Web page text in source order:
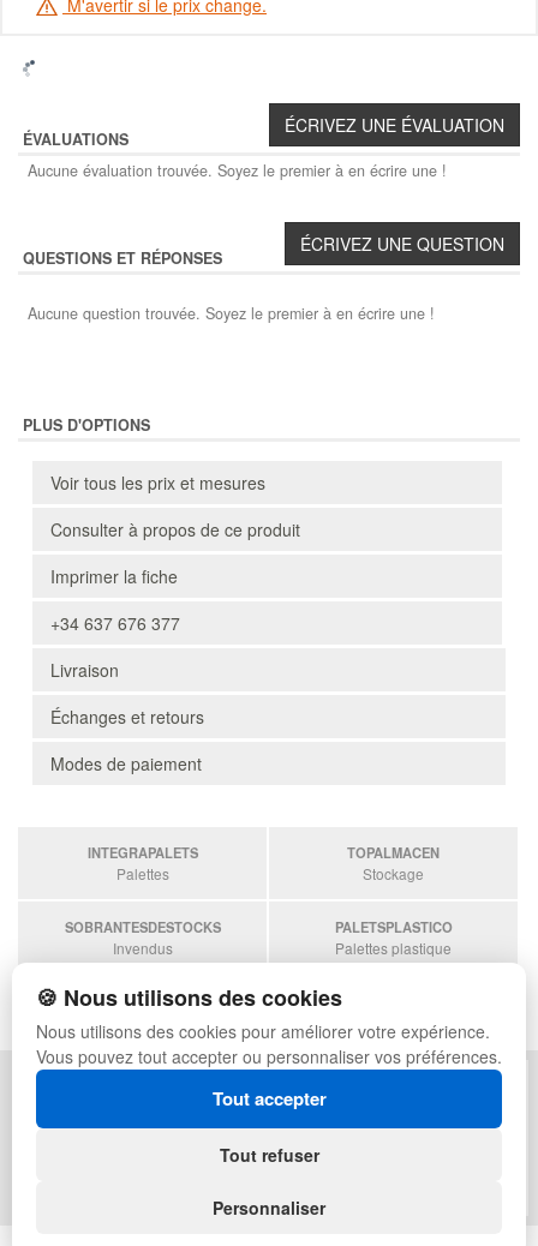
M'avertir si le prix change.
ÉVALUATIONS
Aucune évaluation trouvée. Soyez le premier à en écrire une !
QUESTIONS ET RÉPONSES
Aucune question trouvée. Soyez le premier à en écrire une !
PLUS D'OPTIONS
Voir tous les prix et mesures
Consulter à propos de ce produit
Imprimer la fiche
+34 637 676 377
Livraison
Échanges et retours
Modes de paiement
INTEGRAPALETS
Palettes
TOPALMACEN
Stockage
SOBRANTESDESTOCKS
Invendus
PALETSPLASTICO
Palettes plastique
ESTANTERIASKIT
Estanterias
POLITIQUE DE CONFIDENTIALITÉ
PLAN DU SITE
🍪 Nous utilisons des cookies
Nous utilisons des cookies pour améliorer votre expérience.
Vous pouvez tout accepter ou personnaliser vos préférences.
Tout accepter
Tout refuser
Personnaliser